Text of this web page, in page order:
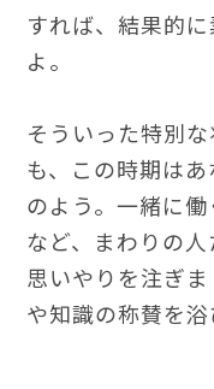
すれば、結果的
よ。
そういった特別
も、この時期は
のよう。一緒に
など、まわりの
思いやりを注ぎ
や知識の称賛を浴